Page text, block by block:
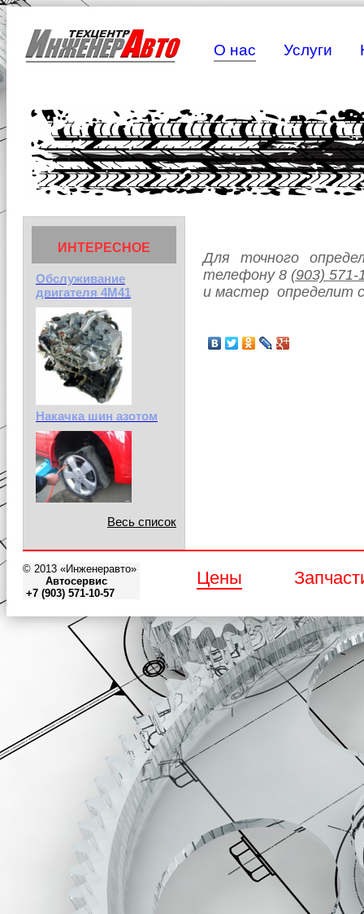
О нас Услуги
ИНТЕРЕСНОЕ
Обслуживание
двигателя 4М41
Накачка шин азотом
Весь список
Для точного
телефону 8 (903) 571-
и мастер определит
© 2013 «Инженеравто»
Автосервис
+7 (903) 571-10-57
Цены